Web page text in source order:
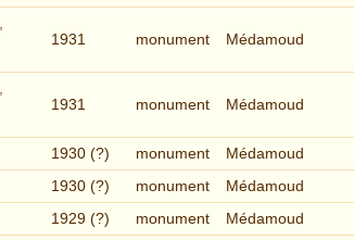
1931 monument Médamoud
1931 monument Médamoud
1930 (?) monument Médamoud
1930 (?) monument Médamoud
1929 (?) monument Médamoud